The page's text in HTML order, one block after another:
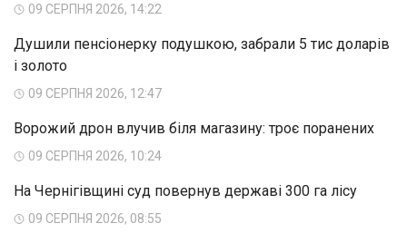
09 СЕРПНЯ 2026, 14:22
Душили пенсіонерку подушкою, забрали 5 тис доларів
і золото
09 СЕРПНЯ 2026, 12:47
Ворожий дрон влучив біля магазину: троє поранених
09 СЕРПНЯ 2026, 10:24
На Чернігівщині суд повернув державі 300 га лісу
09 СЕРПНЯ 2026, 08:55